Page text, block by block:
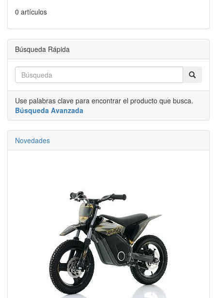
0 artículos
Búsqueda Rápida
Use palabras clave para encontrar el producto que busca.
Búsqueda Avanzada
Novedades